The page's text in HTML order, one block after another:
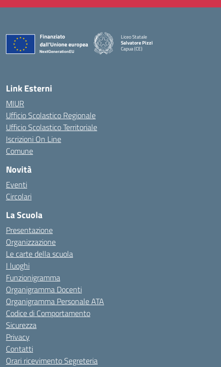
Liceo Statale
Salvatore Pizzi
Capua (CE)
Link Esterni
MIUR
Ufficio Scolastico Regionale
Ufficio Scolastico Territoriale
Iscrizioni On Line
Comune
Novità
Eventi
Circolari
La Scuola
Presentazione
Organizzazione
Le carte della scuola
I luoghi
Funzionigramma
Organigramma Docenti
Organigramma Personale ATA
Codice di Comportamento
Sicurezza
Privacy
Contatti
Orari ricevimento Segreteria